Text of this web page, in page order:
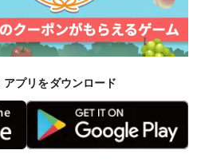
プリをダウンロード